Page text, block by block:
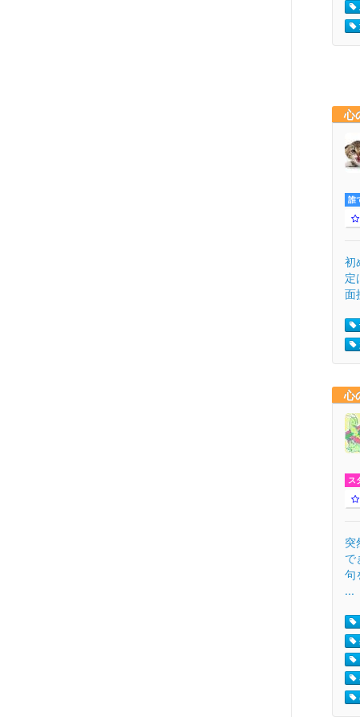
心
誰
初
定
面
心
ス
突
で
句
...